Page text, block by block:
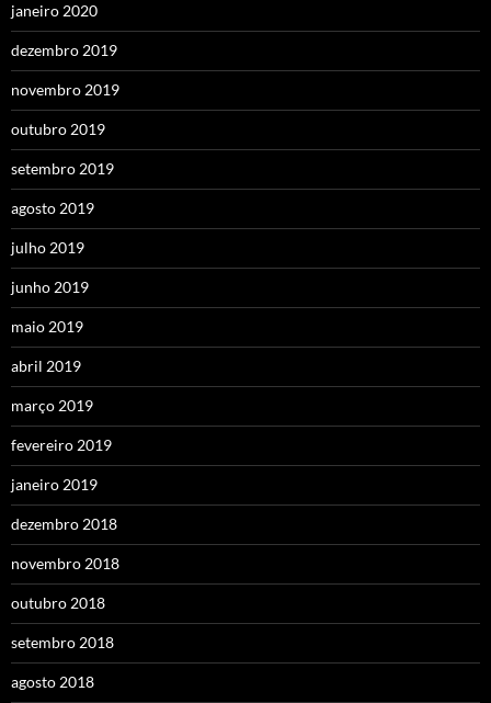
janeiro 2020
dezembro 2019
novembro 2019
outubro 2019
setembro 2019
agosto 2019
julho 2019
junho 2019
maio 2019
abril 2019
março 2019
fevereiro 2019
janeiro 2019
dezembro 2018
novembro 2018
outubro 2018
setembro 2018
agosto 2018